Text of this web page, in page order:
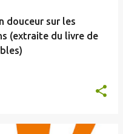
douceur sur les
(extraite du livre de